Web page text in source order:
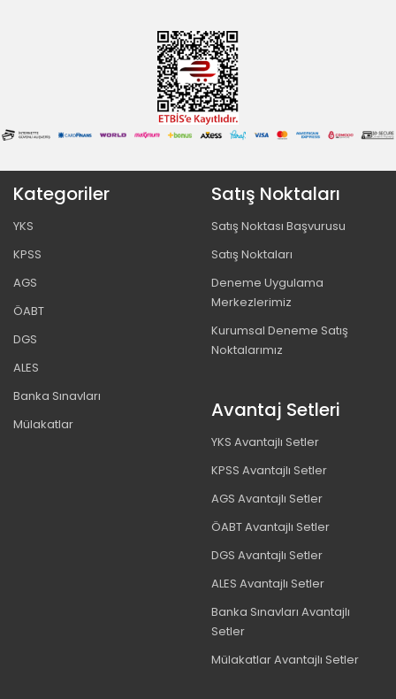
Kategoriler
YKS
KPSS
AGS
ÖABT
DGS
ALES
Banka Sınavları
Mülakatlar
Satış Noktaları
Satış Noktası Başvurusu
Satış Noktaları
Deneme Uygulama
Merkezlerimiz
Kurumsal Deneme Satış
Noktalarımız
Avantaj Setleri
YKS Avantajlı Setler
KPSS Avantajlı Setler
AGS Avantajlı Setler
ÖABT Avantajlı Setler
DGS Avantajlı Setler
ALES Avantajlı Setler
Banka Sınavları Avantajlı
Setler
Mülakatlar Avantajlı Setler